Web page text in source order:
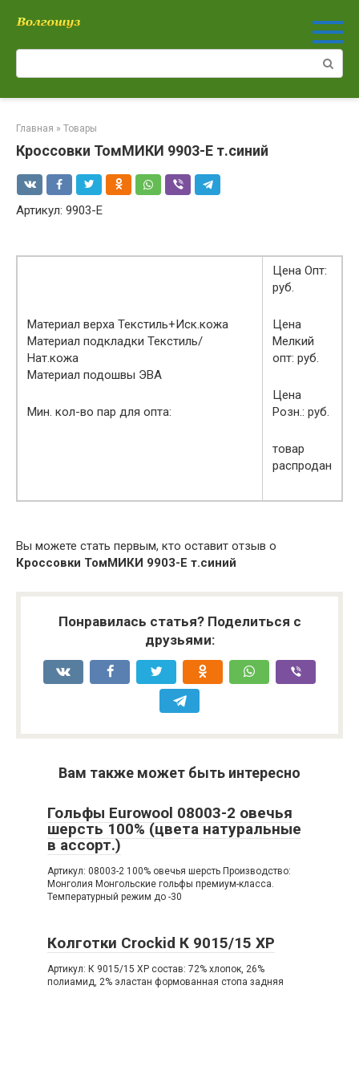
Поиск:
Главная » Товары
Кроссовки ТомМИКИ 9903-E т.синий
Артикул: 9903-E
Материал верха Текстиль+Иск.кожа
Материал подкладки Текстиль/
Нат.кожа
Материал подошвы ЭВА
Мин. кол-во пар для опта:
Цена Опт:
руб.
Цена
Мелкий
опт: руб.
Цена
Розн.: руб.
товар
распродан
Вы можете стать первым, кто оставит отзыв о
Кроссовки ТомМИКИ 9903-E т.синий
Понравилась статья? Поделиться с
друзьями:
Вам также может быть интересно
Гольфы Eurowool 08003-2 овечья
шерсть 100% (цвета натуральные
в ассорт.)
Артикул: 08003-2 100% овечья шерсть Производство:
Монголия Монгольские гольфы премиум-класса.
Температурный режим до -30
Колготки Crockid К 9015/15 ХР
Артикул: К 9015/15 ХР состав: 72% хлопок, 26%
полиамид, 2% эластан формованная стопа задняя